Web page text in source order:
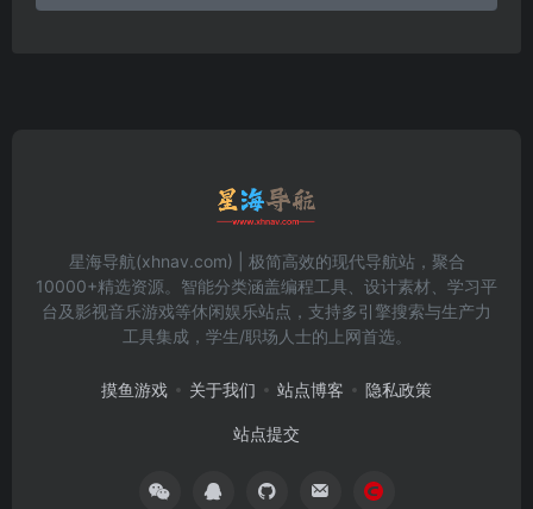
星海导航(xhnav.com) | 极简高效的现代导航站，聚合
10000+精选资源。智能分类涵盖编程工具、设计素材、学习平
台及影视音乐游戏等休闲娱乐站点，支持多引擎搜索与生产力
工具集成，学生/职场人士的上网首选。
摸鱼游戏 关于我们 站点博客 隐私政策
站点提交